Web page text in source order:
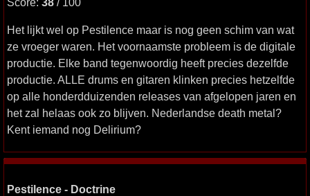
Het lijkt wel op Pestilence maar is nog geen schim van wat
ze vroeger waren. Het voornaamste probleem is de digitale
productie. Elke band tegenwoordig heeft precies dezelfde
productie. ALLE drums en gitaren klinken precies hetzelfde
op alle honderdduizenden releases van afgelopen jaren en
het zal helaas ook zo blijven. Nederlandse death metal?
Kent iemand nog Delirium?
Pestilence - Doctrine